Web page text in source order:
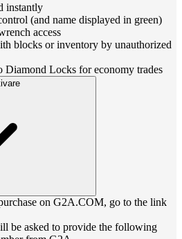
instantly
(and name displayed in green)
access
blocks or inventory by unauthorized
Diamond Locks for economy trades
on G2A.COM, go to the link
be asked to provide the following